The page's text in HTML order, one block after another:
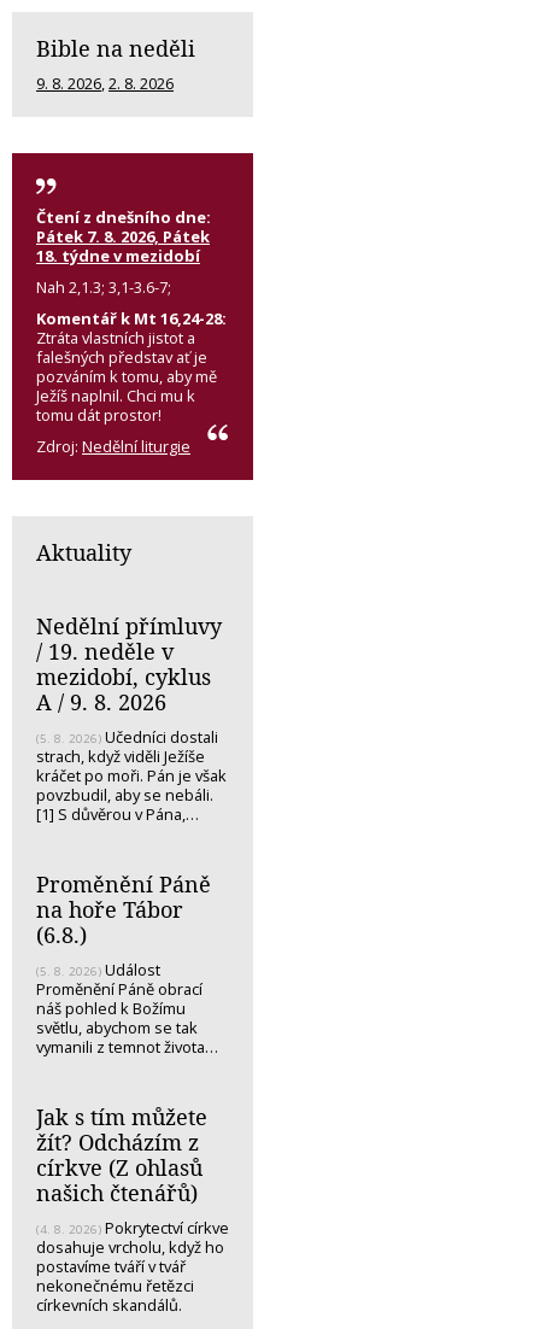
Bible na neděli
9. 8. 2026,2. 8. 2026
Čtení z dnešního dne:
Pátek 7. 8. 2026, Pátek
18. týdne v mezidobí
Nah 2,1.3; 3,1-3.6-7;
Komentář k Mt 16,24-28:
Ztráta vlastních jistot a
falešných představ ať je
pozváním k tomu, aby mě
Ježíš naplnil. Chci mu k
tomu dát prostor!
Zdroj: Nedělní liturgie
Aktuality
Nedělní přímluvy
/ 19. neděle v
mezidobí, cyklus
A / 9. 8. 2026
(5. 8. 2026) Učedníci dostali
strach, když viděli Ježíše
kráčet po moři. Pán je však
povzbudil, aby se nebáli.
[1] S důvěrou v Pána,…
Proměnění Páně
na hoře Tábor
(6.8.)
(5. 8. 2026) Událost
Proměnění Páně obrací
náš pohled k Božímu
světlu, abychom se tak
vymanili z temnot života…
Jak s tím můžete
žít? Odcházím z
církve (Z ohlasů
našich čtenářů)
(4. 8. 2026) Pokrytectví církve
dosahuje vrcholu, když ho
postavíme tváří v tvář
nekonečnému řetězci
církevních skandálů.